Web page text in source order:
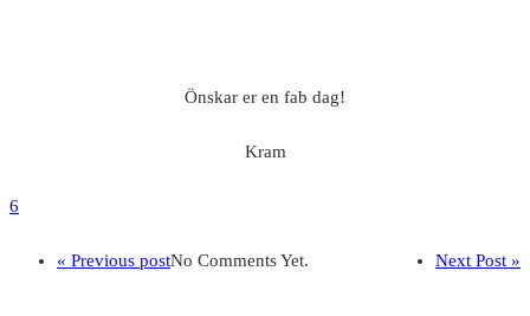
Önskar er en fab dag!
Kram
6
« Previous post Next Post »
No Comments Yet.